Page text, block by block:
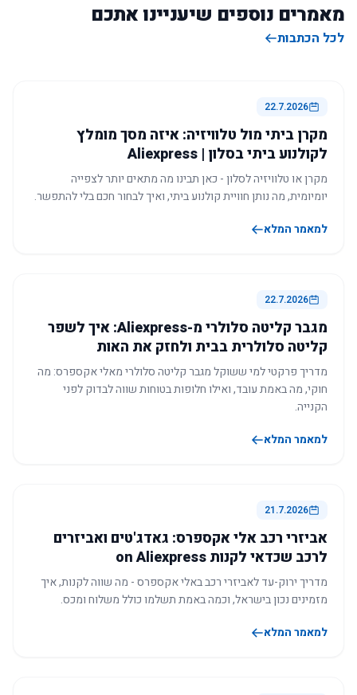
מאמרים נוספים שיעניינו אתכם
לכל הכתבות
22.7.2026
מקרן ביתי מול טלוויזיה: איזה מסך מומלץ
לקולנוע ביתי בסלון | Aliexpress
מקרן או טלוויזיה לסלון - כאן תבינו מה מתאים יותר לצפייה
יומיומית, מה נותן חוויית קולנוע ביתי, ואיך לבחור חכם בלי להתפשר.
למאמר המלא
22.7.2026
מגבר קליטה סלולרי מ-Aliexpress: איך לשפר
קליטה סלולרית בבית ולחזק את האות
מדריך פרקטי למי ששוקל מגבר קליטה סלולרי מאלי אקספרס: מה
חוקי, מה באמת עובד, ואילו חלופות בטוחות שווה לבדוק לפני
הקנייה.
למאמר המלא
21.7.2026
אביזרי רכב אלי אקספרס: גאדג'טים ואביזרים
לרכב שכדאי לקנות on Aliexpress
מדריך ירוק-עד לאביזרי רכב באלי אקספרס - מה שווה לקנות, איך
מזמינים נכון בישראל, וכמה באמת תשלמו כולל משלוח ומכס.
למאמר המלא